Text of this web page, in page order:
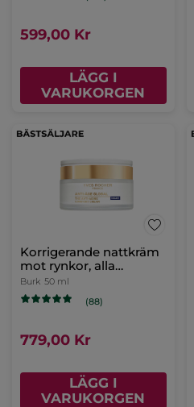
599,00 Kr
LÄGG I
VARUKORGEN
Korrigerande nattkräm
mot rynkor, alla
hudtyper
Burk 50 ml
(88)
779,00 Kr
LÄGG I
VARUKORGEN